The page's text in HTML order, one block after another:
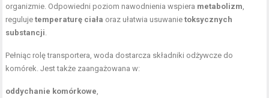
organizmie. Odpowiedni poziom nawodnienia wspiera metabolizm
regulujetemperaturę ciała oraz ułatwia usuwanietoksycznych
substancji
Pełniąc rolę transportera, woda dostarcza składniki odżywcze do
komórek. Jest także zaangażowana w:
oddychanie komórkowe